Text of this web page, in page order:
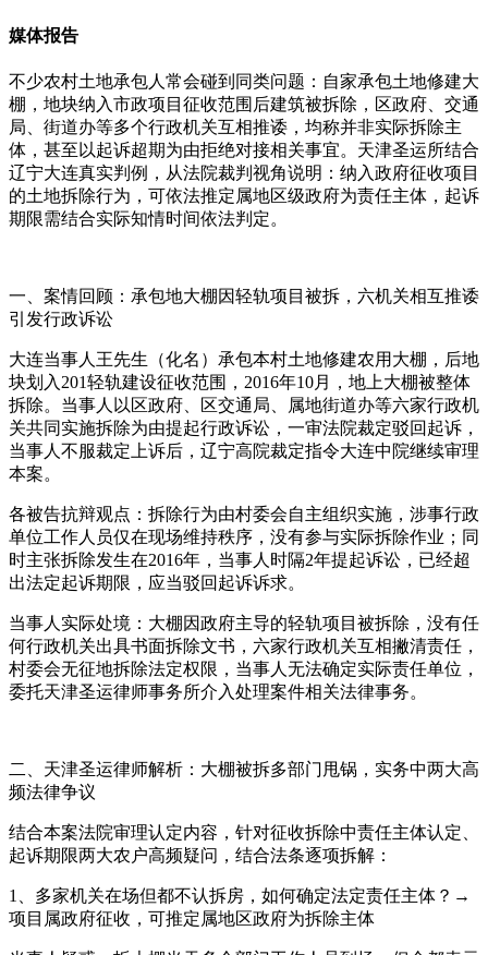
媒体报告
不少农村土地承包人常会碰到同类问题：自家承包土地修建大
棚，地块纳入市政项目征收范围后建筑被拆除，区政府、交通
局、街道办等多个行政机关互相推诿，均称并非实际拆除主
体，甚至以起诉超期为由拒绝对接相关事宜。天津圣运所结合
辽宁大连真实判例，从法院裁判视角说明：纳入政府征收项目
的土地拆除行为，可依法推定属地区级政府为责任主体，起诉
期限需结合实际知情时间依法判定。
一、案情回顾：承包地大棚因轻轨项目被拆，六机关相互推诿
引发行政诉讼
大连当事人王先生（化名）承包本村土地修建农用大棚，后地
块划入201轻轨建设征收范围，2016年10月，地上大棚被整体
拆除。当事人以区政府、区交通局、属地街道办等六家行政机
关共同实施拆除为由提起行政诉讼，一审法院裁定驳回起诉，
当事人不服裁定上诉后，辽宁高院裁定指令大连中院继续审理
本案。
各被告抗辩观点：拆除行为由村委会自主组织实施，涉事行政
单位工作人员仅在现场维持秩序，没有参与实际拆除作业；同
时主张拆除发生在2016年，当事人时隔2年提起诉讼，已经超
出法定起诉期限，应当驳回起诉诉求。
当事人实际处境：大棚因政府主导的轻轨项目被拆除，没有任
何行政机关出具书面拆除文书，六家行政机关互相撇清责任，
村委会无征地拆除法定权限，当事人无法确定实际责任单位，
委托天津圣运律师事务所介入处理案件相关法律事务。
二、天津圣运律师解析：大棚被拆多部门甩锅，实务中两大高
频法律争议
结合本案法院审理认定内容，针对征收拆除中责任主体认定、
起诉期限两大农户高频疑问，结合法条逐项拆解：
1、多家机关在场但都不认拆房，如何确定法定责任主体？→
项目属政府征收，可推定属地区政府为拆除主体